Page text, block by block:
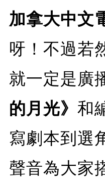
加拿大中文
呀！不過若
就一定是廣
的月光》 和
寫劇本到選
聲音為大家